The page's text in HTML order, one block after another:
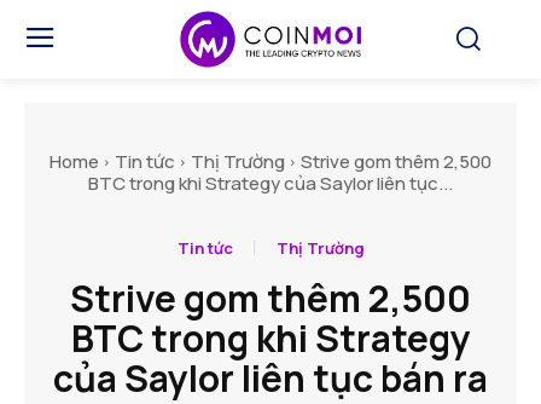
Home Tin tức Thị Trường
Strive gom thêm 2,500
BTC trong khi Strategy của Saylor liên tục...
Tin tức Thị Trường
Strive gom thêm 2,500
BTC trong khi Strategy
của Saylor liên tục bán ra